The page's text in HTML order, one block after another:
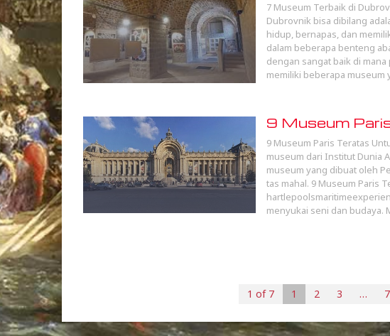
7 Museum Terbaik di
Dubrovnik bisa dibilang
hidup, bernapas, dan
dalam beberapa benteng
dengan sangat baik di
memiliki beberapa museum
9 Museum
9 Museum Paris Teratas
museum dari Institut Dunia
museum yang dibuat oleh
tas mahal. 9 Museum Paris
menyukai seni dan budaya.
1 of 7 1 2 3 … 7